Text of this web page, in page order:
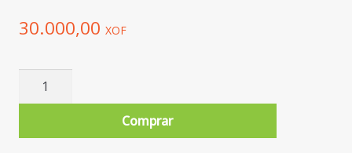
30.000,00 XOF
Quantidade
NPLAY
Comprar